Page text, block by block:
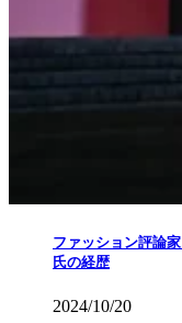
ファッション評論
氏の経歴
2024/10/20